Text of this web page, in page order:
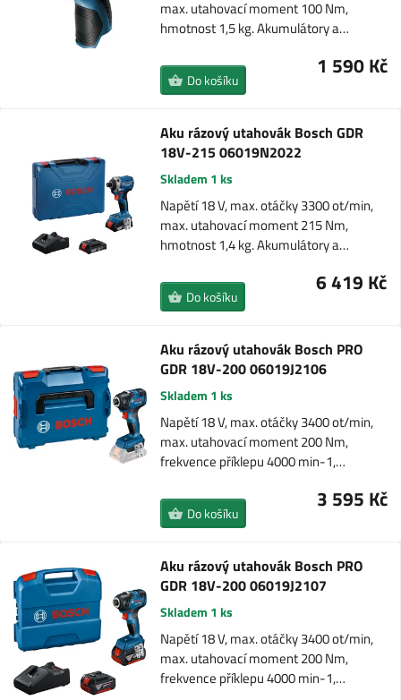
max. utahovací moment 100 Nm,
hmotnost 1,5 kg. Akumulátory a…
1 590 Kč
Do košíku
Aku rázový utahovák Bosch GDR
18V-215 06019N2022
Skladem 1 ks
Napětí 18 V, max. otáčky 3300 ot/min,
max. utahovací moment 215 Nm,
hmotnost 1,4 kg. Akumulátory a…
6 419 Kč
Do košíku
Aku rázový utahovák Bosch PRO
GDR 18V-200 06019J2106
Skladem 1 ks
Napětí 18 V, max. otáčky 3400 ot/min,
max. utahovací moment 200 Nm,
frekvence příklepu 4000 min-1,…
3 595 Kč
Do košíku
Aku rázový utahovák Bosch PRO
GDR 18V-200 06019J2107
Skladem 1 ks
Napětí 18 V, max. otáčky 3400 ot/min,
max. utahovací moment 200 Nm,
frekvence příklepu 4000 min-1,…